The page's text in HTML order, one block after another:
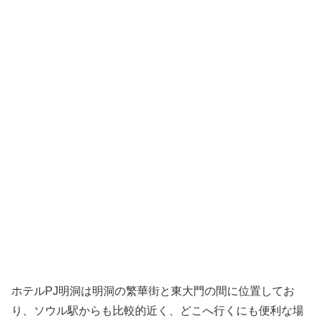
ホテルPJ明洞は明洞の繁華街と東大門の間に位置してお
り、ソウル駅からも比較的近く、どこへ行くにも便利な場